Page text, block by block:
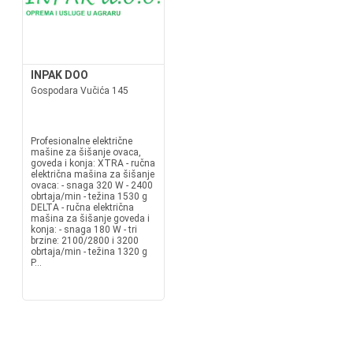
INPAK DOO
Gospodara Vučića 145
Profesionalne električne
mašine za šišanje ovaca,
goveda i konja: XTRA - ručna
električna mašina za šišanje
ovaca: - snaga 320 W - 2400
obrtaja/min - težina 1530 g
DELTA - ručna električna
mašina za šišanje goveda i
konja: - snaga 180 W - tri
brzine: 2100/2800 i 3200
obrtaja/min - težina 1320 g
P...